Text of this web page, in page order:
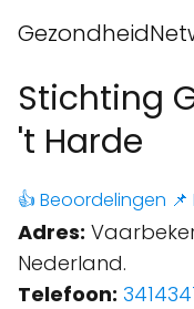
Stichting
't Harde
👍 Beoordelingen
Adres:
Nederland.
Telefoon: